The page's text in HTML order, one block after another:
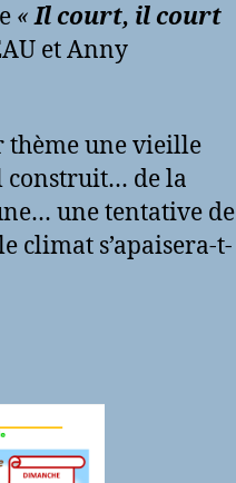
«Il court, il court
et Anny
thème une vieille
construit… de la
une tentative de
climat s’apaisera-t-